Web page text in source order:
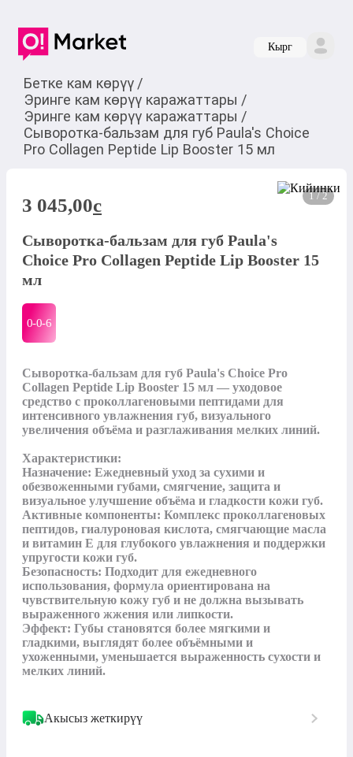
Кырг
Бетке кам көрүү /
Эринге кам көрүү каражаттары /
Эринге кам көрүү каражаттары /
Сыворотка‑бальзам для губ Paula's Choice
Pro Collagen Peptide Lip Booster 15 мл
1 / 2
3 045,00c
Сыворотка‑бальзам для губ Paula's
Choice Pro Collagen Peptide Lip Booster 15
мл
0-0-6
Сыворотка‑бальзам для губ Paula's Choice Pro
Collagen Peptide Lip Booster 15 мл — уходовое
средство с проколлагеновыми пептидами для
интенсивного увлажнения губ, визуального
увеличения объёма и разглаживания мелких линий.
Характеристики:
Назначение: Ежедневный уход за сухими и
обезвоженными губами, смягчение, защита и
визуальное улучшение объёма и гладкости кожи губ.
Активные компоненты: Комплекс проколлагеновых
пептидов, гиалуроновая кислота, смягчающие масла
и витамин E для глубокого увлажнения и поддержки
упругости кожи губ.
Безопасность: Подходит для ежедневного
использования, формула ориентирована на
чувствительную кожу губ и не должна вызывать
выраженного жжения или липкости.
Эффект: Губы становятся более мягкими и
гладкими, выглядят более объёмными и
ухоженными, уменьшается выраженность сухости и
мелких линий.
Акысыз жеткирүү